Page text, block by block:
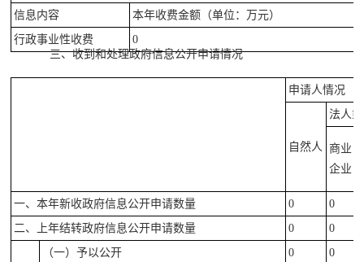
信息内容
本年收费金额（单位：万元）
行政事业性收费
0
三、收到和处理政府信息公开申请情况
申请人情况
自然人
法人
商业
企业
一、本年新收政府信息公开申请数量 0 0
二、上年结转政府信息公开申请数量
0 0
（一）予以公开 0 0